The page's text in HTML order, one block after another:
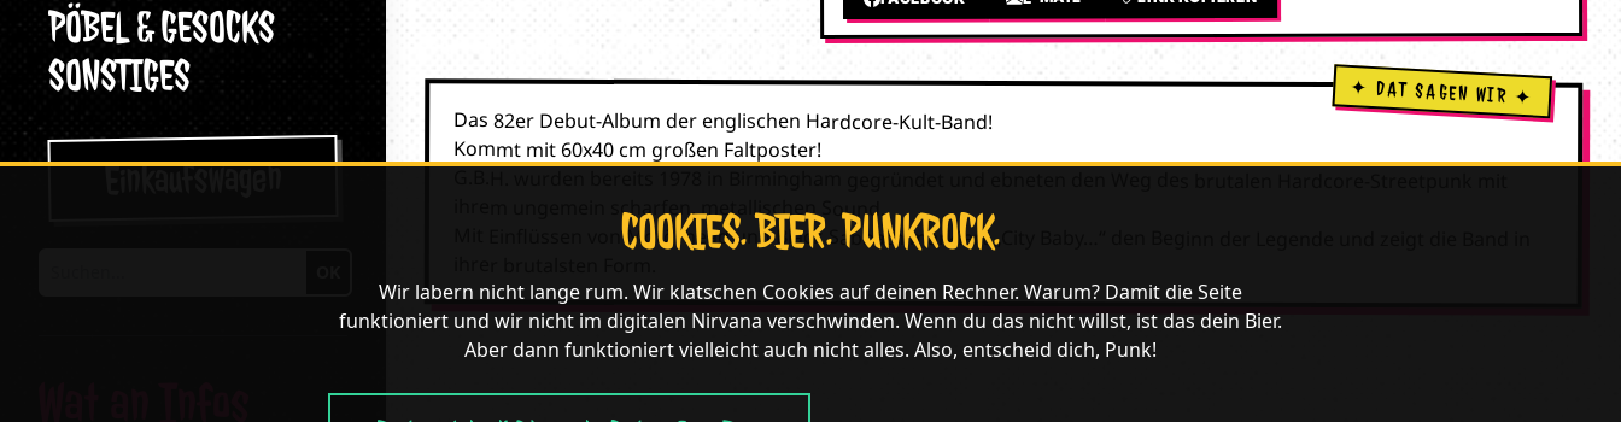
PÖBEL & GESOCKS
SONSTIGES
Einkaufswagen
Das 82er Debut-Album der englischen Hardcore-Kult-Band!
Kommt mit 60x40 cm großen Faltposter!
ihrem ungemein scharfen, metallischen Sound.
Mit Einflüssen von Motörhead und Black Sabbath markiert „City Baby…“ den Beginn der Legende und zeigt die Band in
COOKIES. BIER. PUNKROCK.
Wir labern nicht lange rum. Wir klatschen Cookies auf deinen Rechner. Warum? Damit die Seite
funktioniert und wir nicht im digitalen Nirvana verschwinden. Wenn du das nicht willst, ist das dein Bier.
Aber dann funktioniert vielleicht auch nicht alles. Also, entscheid dich, Punk!